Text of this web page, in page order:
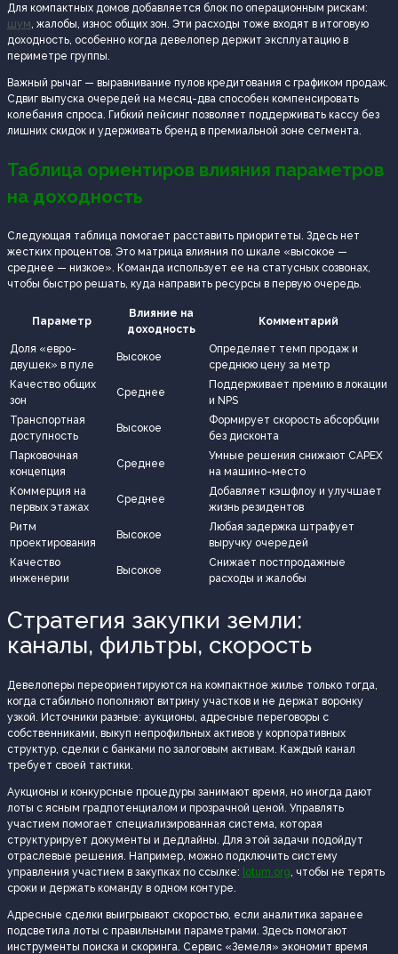
Для компактных домов добавляется блок по операционным рискам:
шум , жалобы, износ общих зон. Эти расходы тоже входят в итоговую
доходность, особенно когда девелопер держит эксплуатацию в
периметре группы.
Важный рычаг — выравнивание пулов кредитования с графиком продаж.
Сдвиг выпуска очередей на месяц-два способен компенсировать
колебания спроса. Гибкий пейсинг позволяет поддерживать кассу без
лишних скидок и удерживать бренд в премиальной зоне сегмента.
Таблица ориентиров влияния параметров
на доходность
Следующая таблица помогает расставить приоритеты. Здесь нет
жестких процентов. Это матрица влияния по шкале «высокое —
среднее — низкое». Команда использует ее на статусных созвонах,
чтобы быстро решать, куда направить ресурсы в первую очередь.
Параметр
Влияние на
доходность
Комментарий
Доля «евро-
двушек» в пуле
Высокое
Определяет темп продаж и
среднюю цену за метр
Качество общих
зон
Среднее
Поддерживает премию в локации
и NPS
Транспортная
доступность
Высокое
Формирует скорость абсорбции
без дисконта
Парковочная
концепция
Среднее
Умные решения снижают CAPEX
на машино-место
Коммерция на
первых этажах
Среднее
Добавляет кэшфлоу и улучшает
жизнь резидентов
Ритм
проектирования
Высокое
Любая задержка штрафует
выручку очередей
Качество
инженерии
Высокое
Снижает постпродажные
расходы и жалобы
Стратегия закупки земли:
каналы, фильтры, скорость
Девелоперы переориентируются на компактное жилье только тогда,
когда стабильно пополняют витрину участков и не держат воронку
узкой. Источники разные: аукционы, адресные переговоры с
собственниками, выкуп непрофильных активов у корпоративных
структур, сделки с банками по залоговым активам. Каждый канал
требует своей тактики.
Аукционы и конкурсные процедуры занимают время, но иногда дают
лоты с ясным градпотенциалом и прозрачной ценой. Управлять
участием помогает специализированная система, которая
структурирует документы и дедлайны. Для этой задачи подойдут
отраслевые решения. Например, можно подключить систему
управления участием в закупках по ссылке: lotum.org , чтобы не терять
сроки и держать команду в одном контуре.
Адресные сделки выигрывают скоростью, если аналитика заранее
подсветила лоты с правильными параметрами. Здесь помогают
инструменты поиска и скоринга. Сервис «Земеля» экономит время